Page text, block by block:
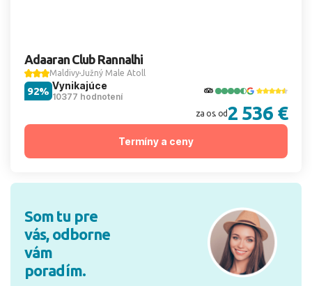
Adaaran Club Rannalhi
MaldivyJužný Male Atoll
Vynikajúce
10377 hodnotení
92%
za os. od2 536 €
Termíny a ceny
Som tu pre
vás, odborne
vám
poradím.